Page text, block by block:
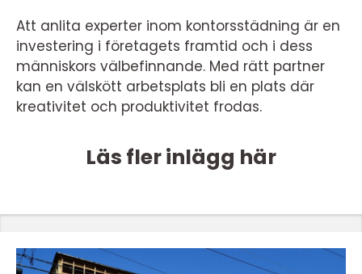
Att anlita experter inom kontorsstädning är en
investering i företagets framtid och i dess
människors välbefinnande. Med rätt partner
kan en välskött arbetsplats bli en plats där
kreativitet och produktivitet frodas.
Läs fler inlägg här